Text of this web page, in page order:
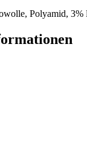
Polyamid, 3%